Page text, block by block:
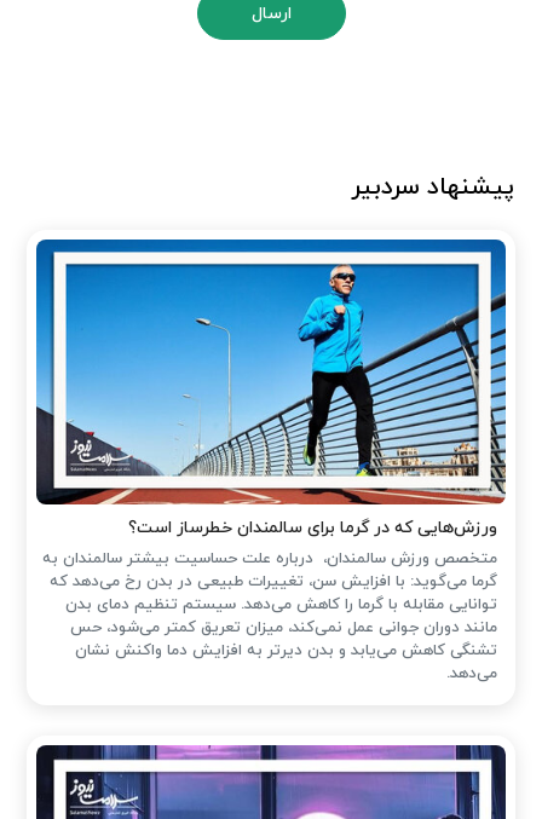
ارسال
پیشنهاد سردبیر
ورزش‌هایی که در گرما برای سالمندان خطرساز است؟
متخصص ورزش سالمندان، درباره علت حساسیت بیشتر سالمندان به
گرما می‌گوید: با افزایش سن، تغییرات طبیعی در بدن رخ می‌دهد که
توانایی مقابله با گرما را کاهش می‌دهد. سیستم تنظیم دمای بدن
مانند دوران جوانی عمل نمی‌کند، میزان تعریق کمتر می‌شود، حس
تشنگی کاهش می‌یابد و بدن دیرتر به افزایش دما واکنش نشان
می‌دهد.